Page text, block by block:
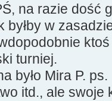
na razie dość
w
turniej.
było Mira P.
itd., ale swoje